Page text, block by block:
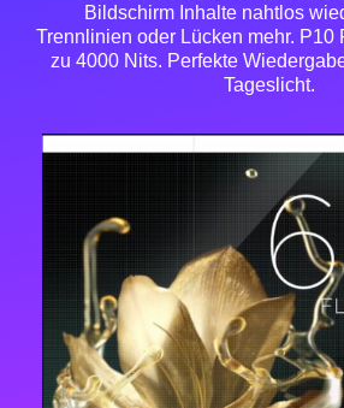
Bildschirm Inhalte nahtlos
Trennlinien oder Lücken mehr. P10
zu 4000 Nits. Perfekte
Tageslicht.